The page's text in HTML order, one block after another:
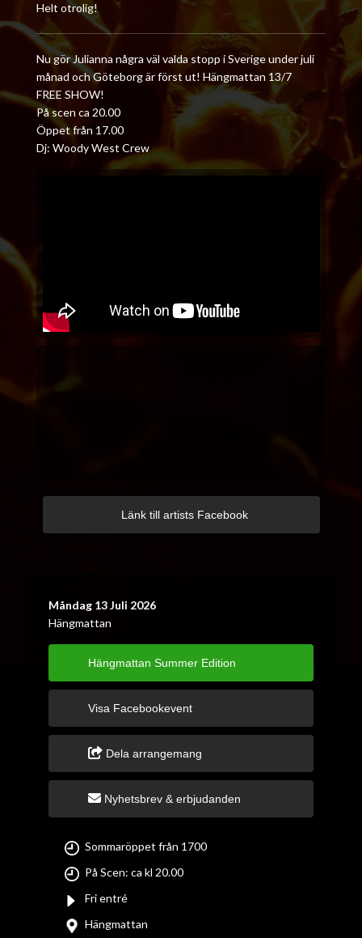
Helt otrolig!
Nu gör Julianna några väl valda stopp i Sverige under juli
månad och Göteborg är först ut! Hängmattan 13/7
FREE SHOW!
På scen ca 20.00
Öppet från 17.00
Dj: Woody West Crew
Länk till artists Facebook
Måndag 13 Juli 2026
Hängmattan
Hängmattan Summer Edition
Visa Facebookevent
Dela arrangemang
Nyhetsbrev & erbjudanden
Sommaröppet från 1700
På Scen: ca kl 20.00
Fri entré
Hängmattan